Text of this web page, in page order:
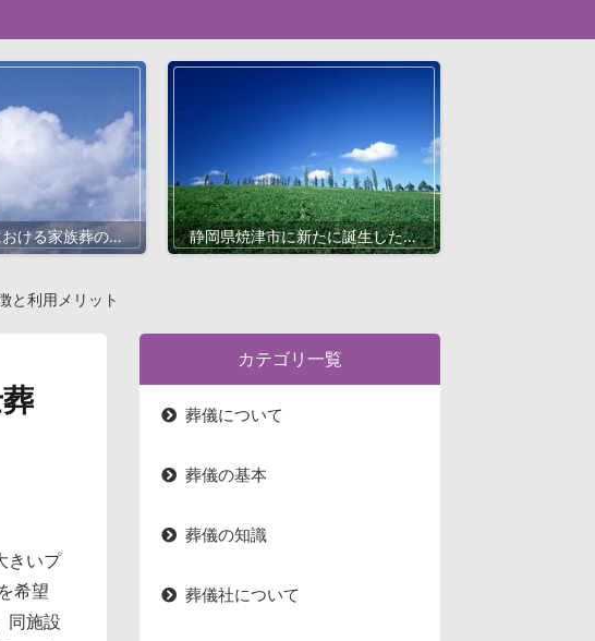
ける家族葬の専
静岡県焼津市に新たに誕生した家
と利用メリット
きいプ
希望
同施設
カテゴリ一覧
葬儀について
葬儀の基本
葬儀の知識
葬儀社について